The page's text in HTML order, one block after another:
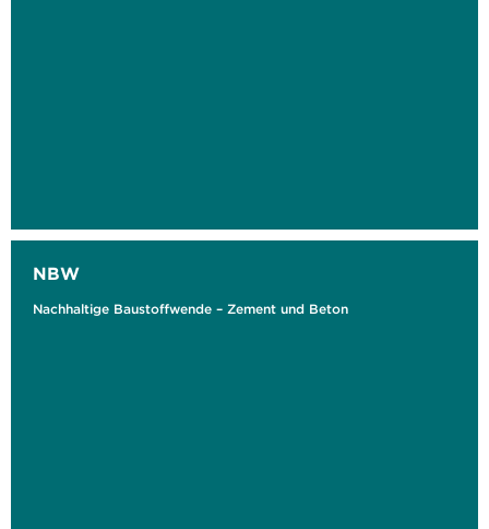
NBW
Nachhaltige Baustoffwende – Zement und Beton